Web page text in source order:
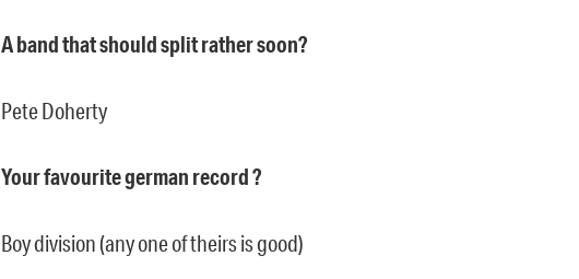
A band that should split rather soon?
Pete Doherty
Your favourite german record ?
Boy division (any one of theirs is good)